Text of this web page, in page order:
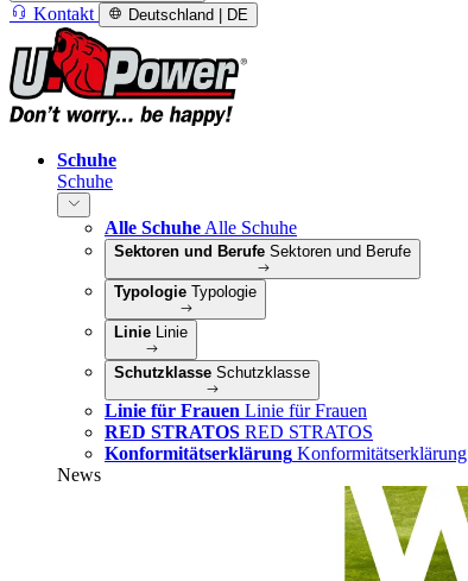
Kontakt Deutschland | DE
Schuhe
Schuhe
Alle Schuhe Alle Schuhe
Sektoren und Berufe Sektoren und Berufe
Typologie Typologie
Linie Linie
Schutzklasse Schutzklasse
Linie für Frauen Linie für Frauen
RED STRATOS RED STRATOS
Konformitätserklärung Konformitätserklärung
News